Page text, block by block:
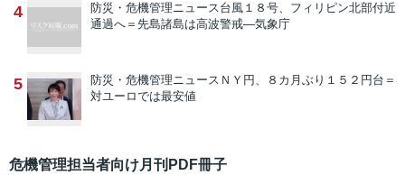
4 防災・危機管理ニュース台風１８号、フィリピン北部付近
通過へ＝先島諸島は高波警戒―気象庁
5 防災・危機管理ニュース ＮＹ円、８カ月ぶり１５２円台＝
対ユーロでは最安値
危機管理担当者向け月刊PDF冊子